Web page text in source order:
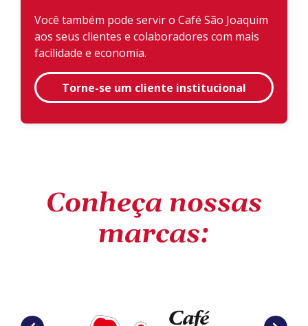
Você também pode servir o Café São Joaquim
aos seus clientes e colaboradores com mais
facilidade e economia.
Torne-se um cliente institucional
Conheça nossas
marcas: